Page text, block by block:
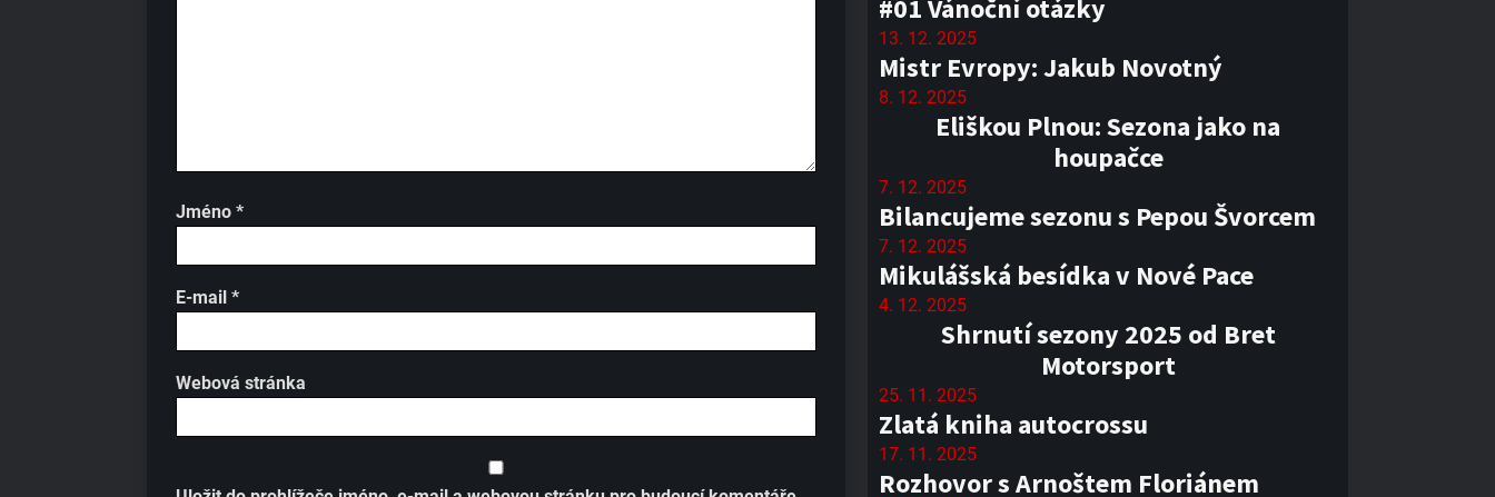
Jméno *
E-mail *
Webová stránka
#01 Vánoční otázky
13. 12. 2025
Mistr Evropy: Jakub Novotný
8. 12. 2025
Eliškou Plnou: Sezona jako na
houpačce
7. 12. 2025
Bilancujeme sezonu s Pepou Švorcem
7. 12. 2025
Mikulášská besídka v Nové Pace
4. 12. 2025
Shrnutí sezony 2025 od Bret
Motorsport
25. 11. 2025
Zlatá kniha autocrossu
17. 11. 2025
Rozhovor s Arnoštem Floriánem